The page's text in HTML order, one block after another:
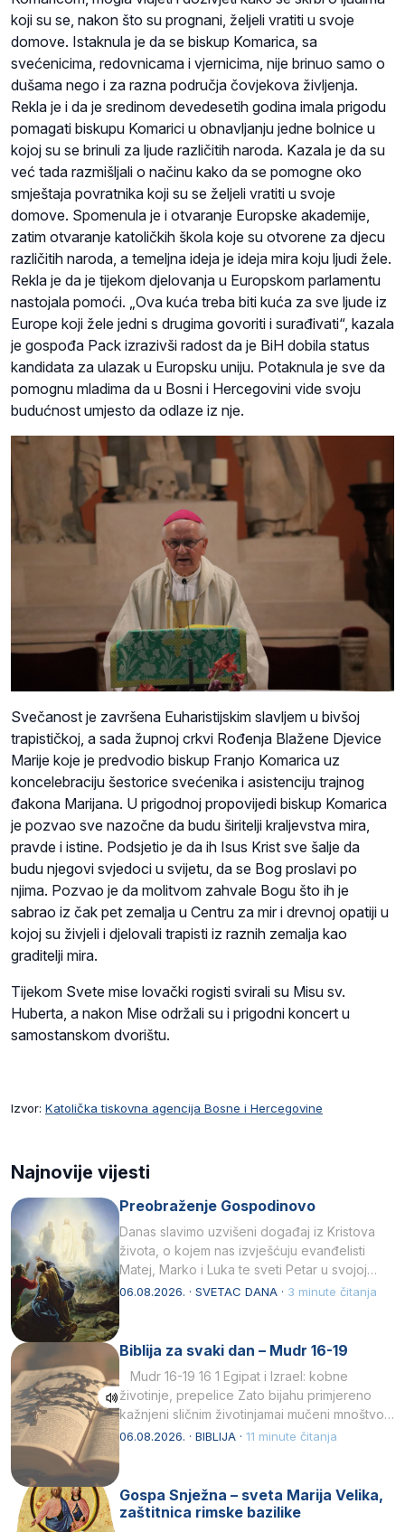
koji su se, nakon što su prognani, željeli vratiti u svoje
domove. Istaknula je da se biskup Komarica, sa
svećenicima, redovnicama i vjernicima, nije brinuo samo o
dušama nego i za razna područja čovjekova življenja.
Rekla je i da je sredinom devedesetih godina imala prigodu
pomagati biskupu Komarici u obnavljanju jedne bolnice u
kojoj su se brinuli za ljude različitih naroda. Kazala je da su
već tada razmišljali o načinu kako da se pomogne oko
smještaja povratnika koji su se željeli vratiti u svoje
domove. Spomenula je i otvaranje Europske akademije,
zatim otvaranje katoličkih škola koje su otvorene za djecu
različitih naroda, a temeljna ideja je ideja mira koju ljudi žele.
Rekla je da je tijekom djelovanja u Europskom parlamentu
nastojala pomoći. „Ova kuća treba biti kuća za sve ljude iz
Europe koji žele jedni s drugima govoriti i surađivati“, kazala
je gospođa Pack izrazivši radost da je BiH dobila status
kandidata za ulazak u Europsku uniju. Potaknula je sve da
pomognu mladima da u Bosni i Hercegovini vide svoju
budućnost umjesto da odlaze iz nje.
Svečanost je završena Euharistijskim slavljem u bivšoj
trapističkoj, a sada župnoj crkvi Rođenja Blažene Djevice
Marije koje je predvodio biskup Franjo Komarica uz
koncelebraciju šestorice svećenika i asistenciju trajnog
đakona Marijana. U prigodnoj propovijedi biskup Komarica
je pozvao sve nazočne da budu širitelji kraljevstva mira,
pravde i istine. Podsjetio je da ih Isus Krist sve šalje da
budu njegovi svjedoci u svijetu, da se Bog proslavi po
njima. Pozvao je da molitvom zahvale Bogu što ih je
sabrao iz čak pet zemalja u Centru za mir i drevnoj opatiji u
kojoj su živjeli i djelovali trapisti iz raznih zemalja kao
graditelji mira.
Tijekom Svete mise lovački rogisti svirali su Misu sv.
Huberta, a nakon Mise održali su i prigodni koncert u
samostanskom dvorištu.
Izvor: Katolička tiskovna agencija Bosne i Hercegovine
Najnovije vijesti
Preobraženje Gospodinovo
Danas slavimo uzvišeni događaj iz Kristova
života, o kojem nas izvješćuju evanđelisti
Matej, Marko i Luka te sveti Petar u svojoj
drugoj…
06.08.2026. · SVETAC DANA · 3 minute čitanja
Biblija za svaki dan – Mudr 16-19
Mudr 16-19 16 1 Egipat i Izrael: kobne
životinje, prepelice Zato bijahu primjereno
kažnjeni sličnim životinjamai mučeni mnoštvom
kukaca.2 A narod…
06.08.2026. · BIBLIJA · 11 minute čitanja
Gospa Snježna – sveta Marija Velika,
zaštitnica rimske bazilike